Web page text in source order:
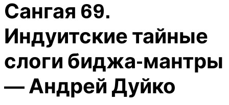
Сангая 69.
Индуитские тайные
слоги биджа-мантры
— Андрей Дуйко